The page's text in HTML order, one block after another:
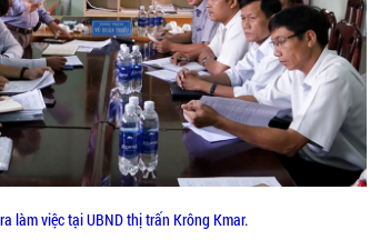
làm việc tại UBND thị trấn Krông Kmar.